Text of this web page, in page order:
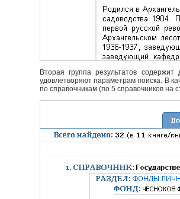
Вторая группа результатов
удовлетворяют параметрам поиска. В
по справочникам (по 5 справочников на